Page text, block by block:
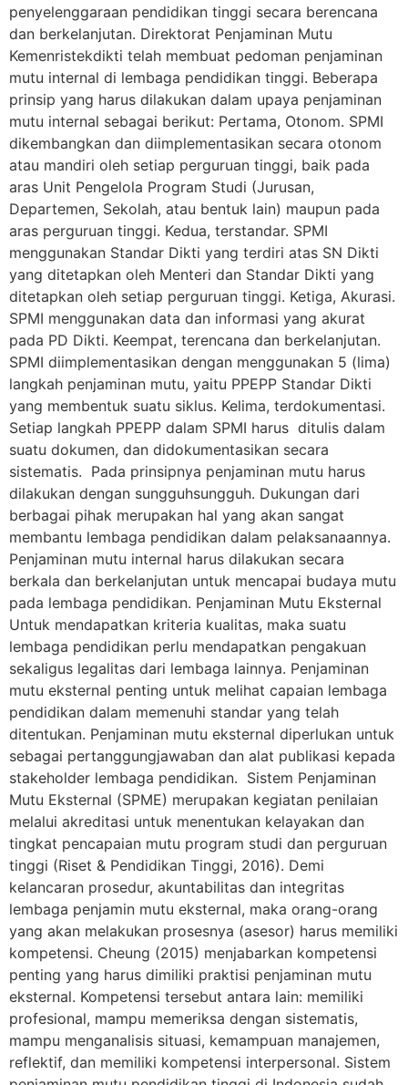
penyelenggaraan pendidikan tinggi secara berencana
dan berkelanjutan. Direktorat Penjaminan Mutu
Kemenristekdikti telah membuat pedoman penjaminan
mutu internal di lembaga pendidikan tinggi. Beberapa
prinsip yang harus dilakukan dalam upaya penjaminan
mutu internal sebagai berikut: Pertama, Otonom. SPMI
dikembangkan dan diimplementasikan secara otonom
atau mandiri oleh setiap perguruan tinggi, baik pada
aras Unit Pengelola Program Studi (Jurusan,
Departemen, Sekolah, atau bentuk lain) maupun pada
aras perguruan tinggi. Kedua, terstandar. SPMI
menggunakan Standar Dikti yang terdiri atas SN Dikti
yang ditetapkan oleh Menteri dan Standar Dikti yang
ditetapkan oleh setiap perguruan tinggi. Ketiga, Akurasi.
SPMI menggunakan data dan informasi yang akurat
pada PD Dikti. Keempat, terencana dan berkelanjutan.
SPMI diimplementasikan dengan menggunakan 5 (lima)
langkah penjaminan mutu, yaitu PPEPP Standar Dikti
yang membentuk suatu siklus. Kelima, terdokumentasi.
Setiap langkah PPEPP dalam SPMI harus ditulis dalam
suatu dokumen, dan didokumentasikan secara
sistematis. Pada prinsipnya penjaminan mutu harus
dilakukan dengan sungguhsungguh. Dukungan dari
berbagai pihak merupakan hal yang akan sangat
membantu lembaga pendidikan dalam pelaksanaannya.
Penjaminan mutu internal harus dilakukan secara
berkala dan berkelanjutan untuk mencapai budaya mutu
pada lembaga pendidikan. Penjaminan Mutu Eksternal
Untuk mendapatkan kriteria kualitas, maka suatu
lembaga pendidikan perlu mendapatkan pengakuan
sekaligus legalitas dari lembaga lainnya. Penjaminan
mutu eksternal penting untuk melihat capaian lembaga
pendidikan dalam memenuhi standar yang telah
ditentukan. Penjaminan mutu eksternal diperlukan untuk
sebagai pertanggungjawaban dan alat publikasi kepada
stakeholder lembaga pendidikan. Sistem Penjaminan
Mutu Eksternal (SPME) merupakan kegiatan penilaian
melalui akreditasi untuk menentukan kelayakan dan
tingkat pencapaian mutu program studi dan perguruan
tinggi (Riset & Pendidikan Tinggi, 2016). Demi
kelancaran prosedur, akuntabilitas dan integritas
lembaga penjamin mutu eksternal, maka orang-orang
yang akan melakukan prosesnya (asesor) harus memiliki
kompetensi. Cheung (2015) menjabarkan kompetensi
penting yang harus dimiliki praktisi penjaminan mutu
eksternal. Kompetensi tersebut antara lain: memiliki
profesional, mampu memeriksa dengan sistematis,
mampu menganalisis situasi, kemampuan manajemen,
reflektif, dan memiliki kompetensi interpersonal. Sistem